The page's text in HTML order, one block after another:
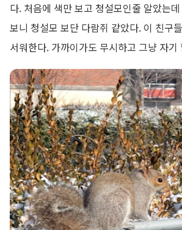
다. 처음에 색만 보고 청설모인줄 알았는
보니 청설모 보단 다람쥐 같았다. 이 친구
서워한다. 가까이가도 무시하고 그냥 자기